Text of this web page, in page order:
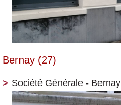
Bernay (27)
Société Générale - Bernay